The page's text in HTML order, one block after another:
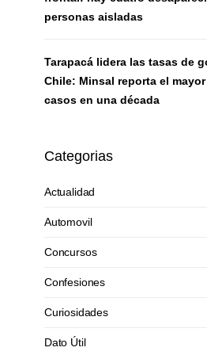
personas aisladas
Tarapacá lidera las tasas de
Chile: Minsal reporta el
casos en una década
Categorias
Actualidad
Automovil
Concursos
Confesiones
Curiosidades
Dato Útil